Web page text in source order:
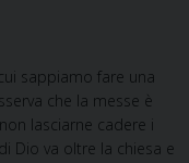
sappiamo fare una
che la messe è
lasciarne cadere i
Dio va oltre la chiesa e